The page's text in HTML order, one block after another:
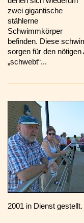
zwei gigantische
stählerne
Schwimmkörper
befinden. Diese
sorgen für den
„schwebt“...
2001 in Dienst gestellt.